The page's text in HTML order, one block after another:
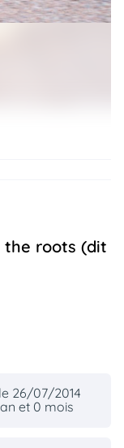
the roots (dit
26/07/2014
an et 0 mois